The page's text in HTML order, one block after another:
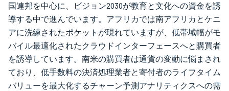
国連邦を中心に、ビジョン2030が教育と文化への資金を誘
導する中で進んでいます。アフリカでは南アフリカとケニ
アに洗練されたポケットが現れていますが、低帯域幅がモ
バイル最適化されたクラウドインターフェースへと購買者
を誘導しています。南米の購買者は通貨の変動に悩まされ
ており、低手数料の決済処理業者と寄付者のライフタイム
バリューを最大化するチャーン予測アナリティクスへの需